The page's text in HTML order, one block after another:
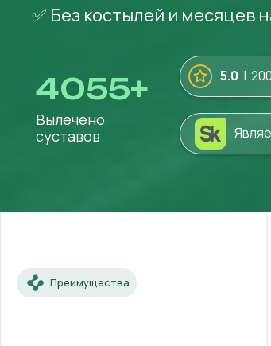
✅ Без костылей и месяцев
4055+
Вылечено
суставов
5.0 |
Преимущества